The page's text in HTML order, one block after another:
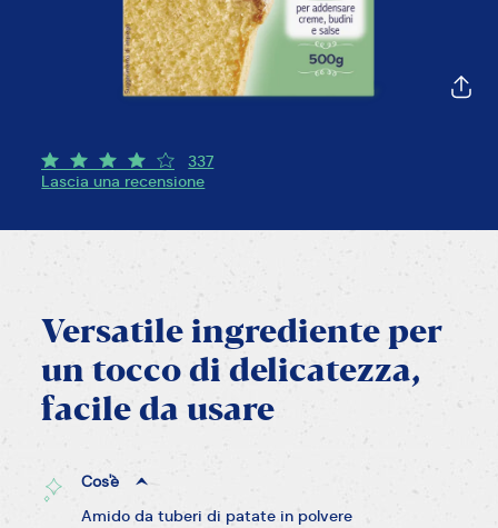
337
Lascia una recensione
Versatile ingrediente per
un tocco di delicatezza,
facile da usare
Cos'è
Amido da tuberi di patate in polvere